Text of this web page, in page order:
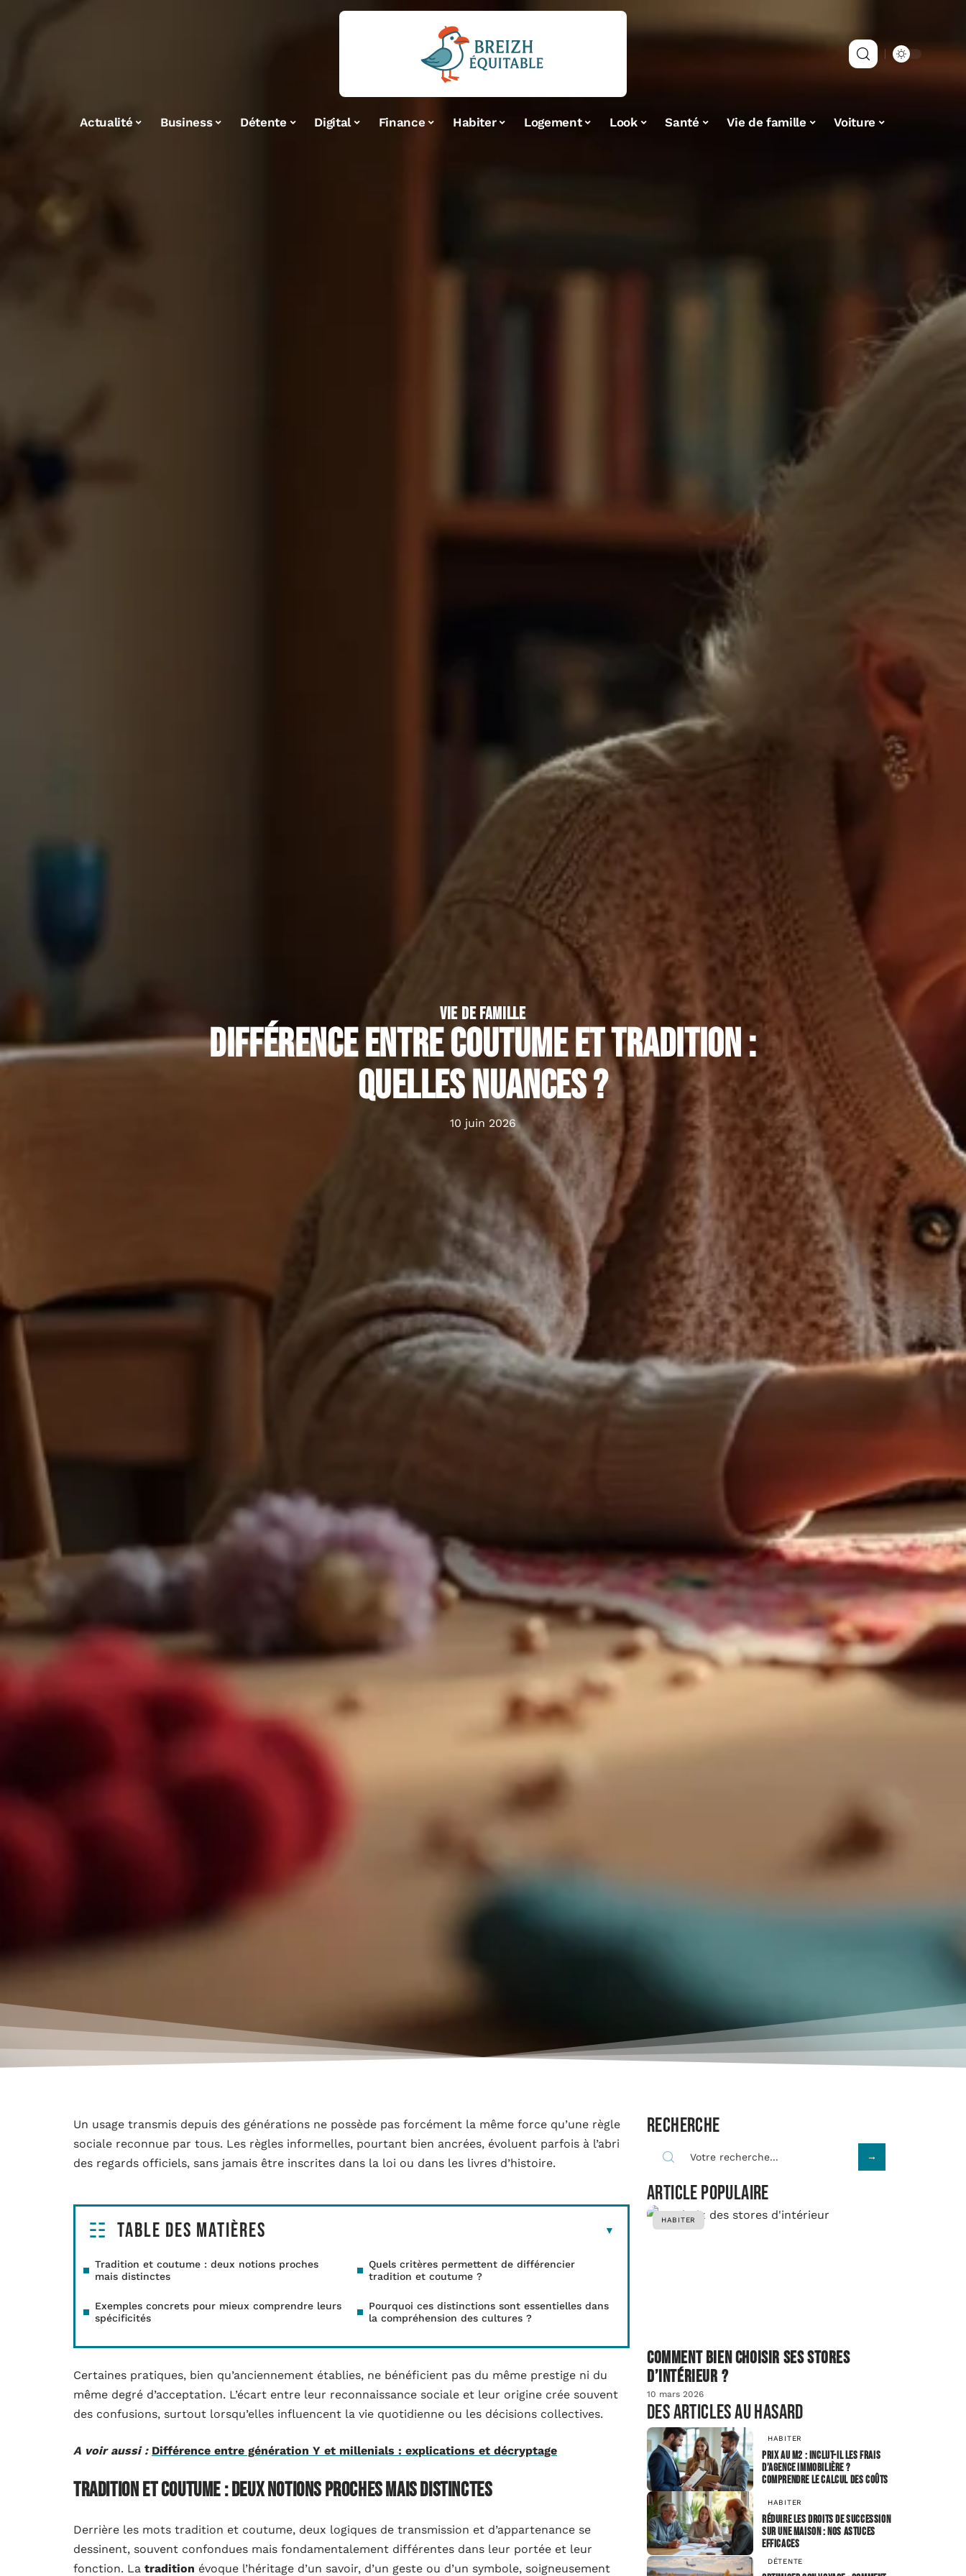
Actualité Business Détente Digital Finance Habiter Logement Look Santé Vie de famille Voiture
VIE DE FAMILLE
Différence entre coutume et tradition :
quelles nuances ?
10 juin 2026
Un usage transmis depuis des générations ne possède pas forcément la même force qu’une règle
sociale reconnue par tous. Les règles informelles, pourtant bien ancrées, évoluent parfois à l’abri
des regards officiels, sans jamais être inscrites dans la loi ou dans les livres d’histoire.
Table des matières
Tradition et coutume : deux notions proches
mais distinctes
Quels critères permettent de différencier
tradition et coutume ?
Exemples concrets pour mieux comprendre leurs
spécificités
Pourquoi ces distinctions sont essentielles dans
la compréhension des cultures ?
Certaines pratiques, bien qu’anciennement établies, ne bénéficient pas du même prestige ni du
même degré d’acceptation. L’écart entre leur reconnaissance sociale et leur origine crée souvent
des confusions, surtout lorsqu’elles influencent la vie quotidienne ou les décisions collectives.
A voir aussi : Différence entre génération Y et millenials : explications et décryptage
Tradition et coutume : deux notions proches mais distinctes
Derrière les mots tradition et coutume, deux logiques de transmission et d’appartenance se
dessinent, souvent confondues mais fondamentalement différentes dans leur portée et leur
fonction. La tradition évoque l’héritage d’un savoir, d’un geste ou d’un symbole, soigneusement
Recherche
Article populaire
HABITER
Comment bien choisir ses stores
d’intérieur ?
10 mars 2026
Des articles au hasard
HABITER
Prix au m2 : inclut-il les frais
d’agence immobilière ?
comprendre le calcul des coûts
HABITER
Réduire les droits de succession
sur une maison : nos astuces
efficaces
DÉTENTE